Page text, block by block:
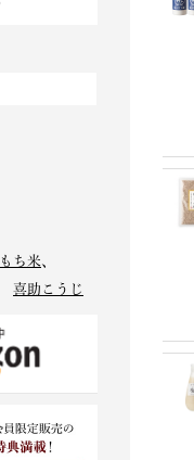
もち米
喜助こうじ